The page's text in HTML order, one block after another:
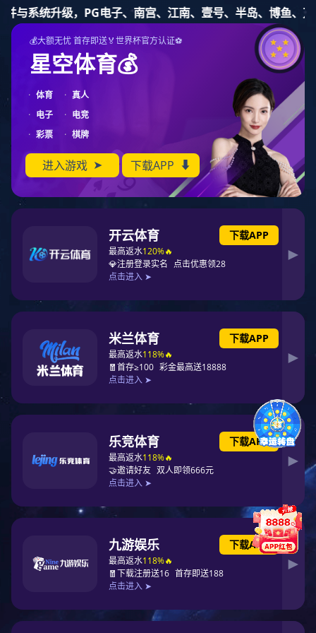
豪门国际
苏州豪门国际电子科技有限公司
企业日记
产品中心
联系豪门国际
豪门国际
雨水⎪万物复苏，春意渐浓
来源:未知 发布时间:2025-02-18 浏览次